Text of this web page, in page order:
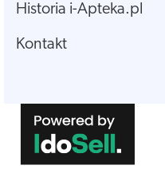
Historia i-Apteka.pl
Kontakt